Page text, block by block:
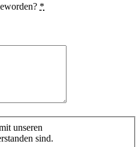
*
unseren
sind.